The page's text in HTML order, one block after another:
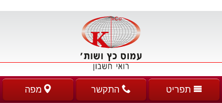
תפריט התקשר מפה